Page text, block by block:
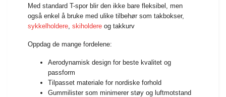
Med standard T-spor blir den ikke bare fleksibel, men
også enkel å bruke med ulike tilbehør som takbokser,
sykkelholdere skiholdere og takkurv
Oppdag de mange fordelene:
Aerodynamisk design for beste kvalitet og
passform
Tilpasset materiale for nordiske forhold
Gummilister som minimerer støy og luftmotstand